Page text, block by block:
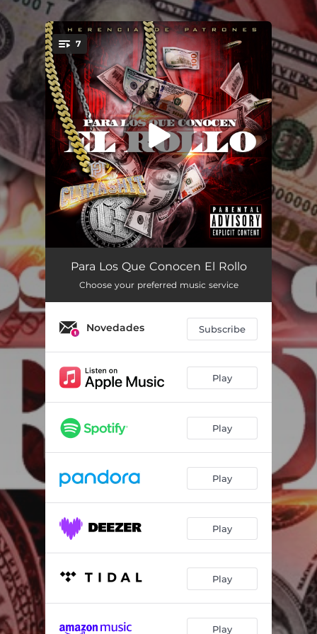
You're all set!
7
Piloto Filoso 03:19
Chequen Los Datos 03:06
03:33
Ya No Me Preocupo (feat. Los Del Puerto)
No Es Tan Fácil (feat. Grupo Hacendado) 04:00
03:45
Para Los Que Conocen El Rollo
Choose your preferred music service
Novedades Subscribe
Play
Play
Play
Play
Play
Play